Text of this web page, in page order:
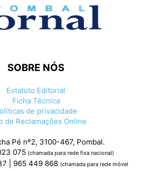
SOBRE NÓS
Estatuto Editorial
Ficha Técnica
de privacidade
de Reclamações Online
Pé nº2, 3100-467, Pombal.
075 (chamada para rede fixa nacional)
| 965 449 868 (chamada para rede móvel